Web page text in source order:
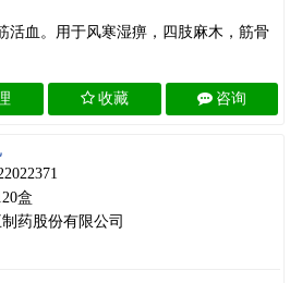
活血。用于风寒湿痹，四肢麻木，筋骨
收藏 咨询
盒
药股份有限公司